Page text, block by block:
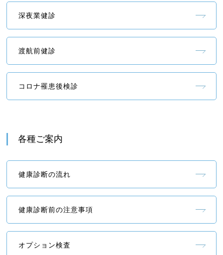
深夜業健診
渡航前健診
コロナ罹患後検診
各種ご案内
健康診断の流れ
健康診断前の注意事項
オプション検査